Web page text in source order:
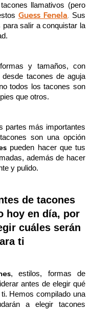
llamativos (pero
Guess Fenela. Sus
salir a conquistar la
y tamaños, con
tacones de aguja
todos los tacones son
que otros.
partes más importantes
son una opción
pueden hacer que tus
además de hacer
y pulido.
de tacones
hoy en día, por
cuáles serán
ti
, estilos, formas de
antes de elegir qué
Hemos compilado una
a elegir tacones